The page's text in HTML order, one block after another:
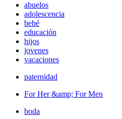
abuelos
adolescencia
bebé
educación
hijos
jovenes
vacaciones
paternidad
For Her &amp; For Men
boda